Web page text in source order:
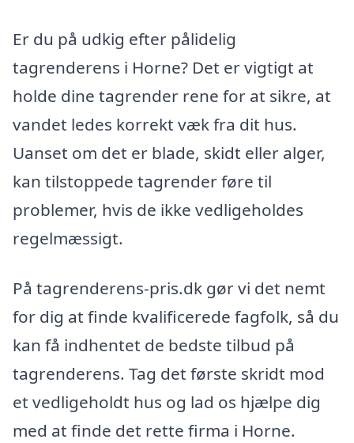
Er du på udkig efter pålidelig
tagrenderens i Horne? Det er vigtigt at
holde dine tagrender rene for at sikre, at
vandet ledes korrekt væk fra dit hus.
Uanset om det er blade, skidt eller alger,
kan tilstoppede tagrender føre til
problemer, hvis de ikke vedligeholdes
regelmæssigt.
På tagrenderens-pris.dk gør vi det nemt
for dig at finde kvalificerede fagfolk, så du
kan få indhentet de bedste tilbud på
tagrenderens. Tag det første skridt mod
et vedligeholdt hus og lad os hjælpe dig
med at finde det rette firma i Horne.